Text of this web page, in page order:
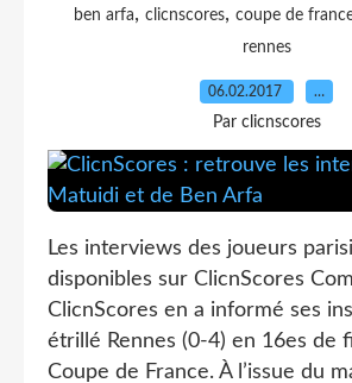
ben arfa, clicnscores, coupe de
rennes
06.02.2017 …
Par clicnscores
Les interviews des joueurs
disponibles sur ClicnScores
ClicnScores en a informé ses
étrillé Rennes (0-4) en 16es de
Coupe de France. À l’issue du